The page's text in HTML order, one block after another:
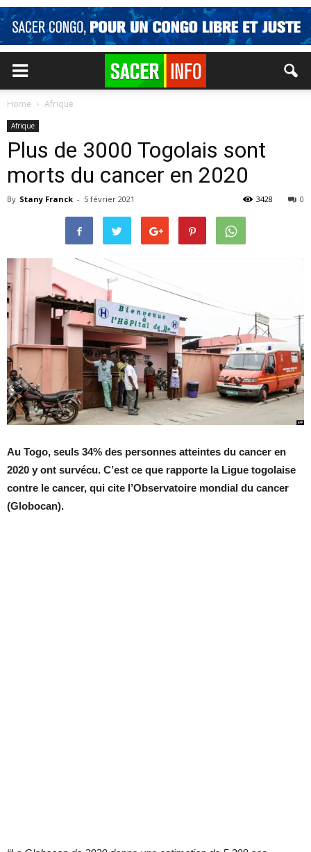
Home Afrique
Afrique
Plus de 3000 Togolais sont
morts du cancer en 2020
By Stany Franck - 5 février 2021 0
3428
Au Togo, seuls 34% des personnes atteintes du cancer en
2020 y ont survécu. C’est ce que rapporte la Ligue togolaise
contre le cancer, qui cite l’Observatoire mondial du cancer
(Globocan).